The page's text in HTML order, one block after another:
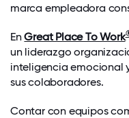
marca empleadora
EnGreat Place To Work
un liderazgo
inteligencia emocional
sus colaboradores.
Contar con equipos